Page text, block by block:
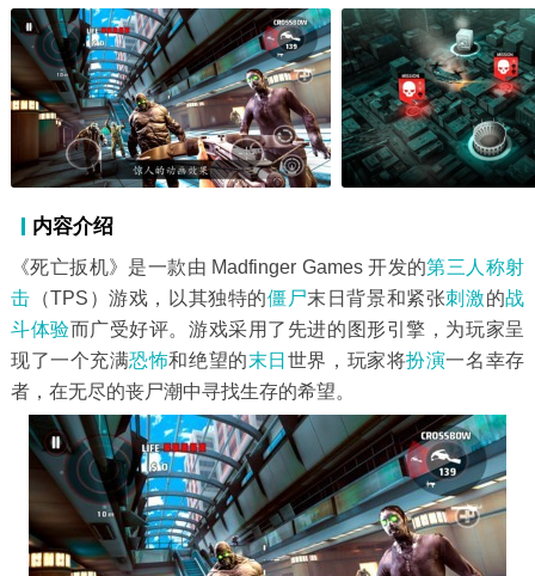
内容介绍
《死亡扳机》是一款由 Madfinger Games 开发的第三人称射
击 （TPS）游戏，以其独特的僵尸末日背景和紧张刺激的战
斗体验而广受好评。游戏采用了先进的图形引擎，为玩家呈
现了一个充满恐怖和绝望的末日 世界，玩家将扮演一名幸存
者，在无尽的丧尸潮中寻找生存的希望。